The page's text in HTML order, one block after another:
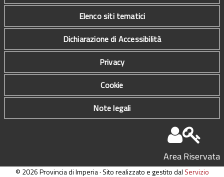
Elenco siti tematici
Dichiarazione di Accessibilità
Privacy
Cookie
Note legali
Area Riservata
© 2026 Provincia di Imperia · Sito realizzato e gestito dal Servizio